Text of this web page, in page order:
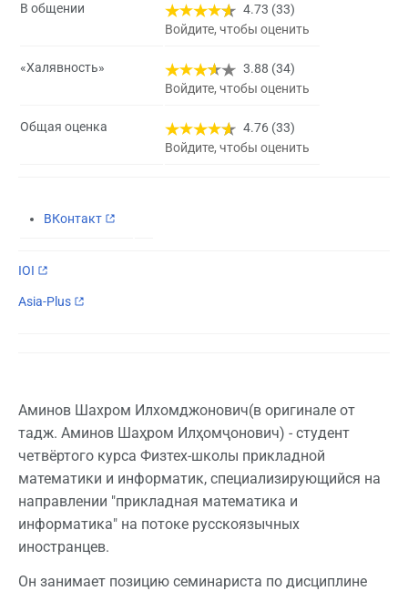
В общении
4.73 (33)
Войдите, чтобы оценить
«Халявность»
3.88 (34)
Войдите, чтобы оценить
Общая оценка
4.76 (33)
Войдите, чтобы оценить
ВКонтакт
IOI
Asia-Plus
Аминов Шахром Илхомджонович(в оригинале от
тадж. Аминов Шаҳром Илҳомҷонович) - студент
четвёртого курса Физтех-школы прикладной
математики и информатик, специализирующийся на
направлении "прикладная математика и
информатика" на потоке русскоязычных
иностранцев.
Он занимает позицию семинариста по дисциплине